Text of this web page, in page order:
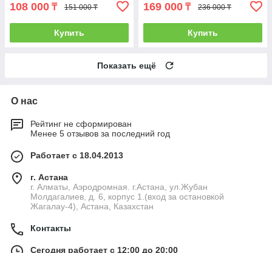
108 000 ₸ 151 000 ₸
Купить
169 000 ₸ 236 000 ₸
Купить
Показать ещё
О нас
Рейтинг не сформирован
Менее 5 отзывов за последний год
Работает с 18.04.2013
г. Астана
г. Алматы, Аэродромная. г.Астана, ул.Жубан
Молдагалиев, д. 6, корпус 1.(вход за остановкой
Жагалау-4), Астана, Казахстан
Контакты
Сегодня работает с 12:00 до 20:00